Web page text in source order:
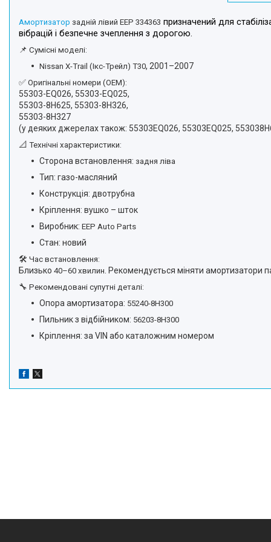
Амортизатор задній лівий EEP 334363 призначений для
вібрацій і безпечне зчеплення з дорогою.
📌 Сумісні моделі:
Nissan X-Trail (Ікс-Трейл) T30, 2001–2007
✅ Оригінальні номери (OEM):
55303-EQ026, 55303-EQ025,
55303-8H625, 55303-8H326,
55303-8H327
(у деяких джерелах також: 55303EQ026, 55303EQ025,
📐 Технічні характеристики:
Сторона встановлення: задня ліва
Тип: газо-масляний
Конструкція: двотрубна
Кріплення: вушко – шток
Виробник: EEP Auto Parts
Стан: новий
🛠️ Час встановлення:
Близько 40–60 хвилин . Рекомендується міняти амортизатори
🔧 Рекомендовані супутні деталі:
Опора амортизатора: 55240-8H300
Пильник з відбійником: 56203-8H300
Кріплення: за VIN або каталожним номером